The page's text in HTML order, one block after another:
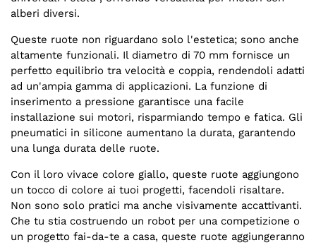
alberi diversi.
Queste ruote non riguardano solo l'estetica; sono anche
altamente funzionali. Il diametro di 70 mm fornisce un
perfetto equilibrio tra velocità e coppia, rendendoli adatti
ad un'ampia gamma di applicazioni. La funzione di
inserimento a pressione garantisce una facile
installazione sui motori, risparmiando tempo e fatica. Gli
pneumatici in silicone aumentano la durata, garantendo
una lunga durata delle ruote.
Con il loro vivace colore giallo, queste ruote aggiungono
un tocco di colore ai tuoi progetti, facendoli risaltare.
Non sono solo pratici ma anche visivamente accattivanti.
Che tu stia costruendo un robot per una competizione o
un progetto fai-da-te a casa, queste ruote aggiungeranno